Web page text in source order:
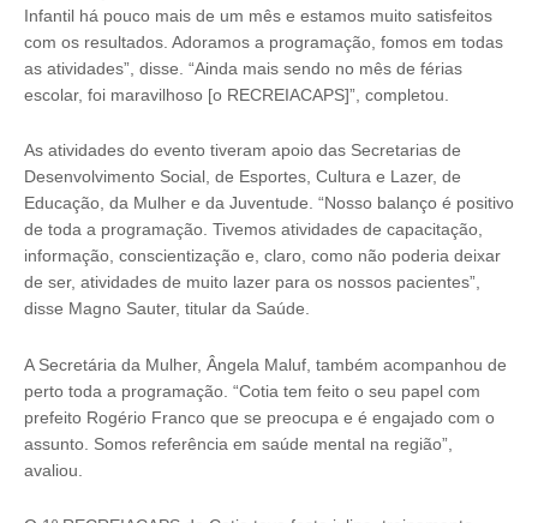
Infantil há pouco mais de um mês e estamos muito satisfeitos
com os resultados. Adoramos a programação, fomos em todas
as atividades”, disse. “Ainda mais sendo no mês de férias
escolar, foi maravilhoso [o RECREIACAPS]”, completou.
As atividades do evento tiveram apoio das Secretarias de
Desenvolvimento Social, de Esportes, Cultura e Lazer, de
Educação, da Mulher e da Juventude. “Nosso balanço é positivo
de toda a programação. Tivemos atividades de capacitação,
informação, conscientização e, claro, como não poderia deixar
de ser, atividades de muito lazer para os nossos pacientes”,
disse Magno Sauter, titular da Saúde.
A Secretária da Mulher, Ângela Maluf, também acompanhou de
perto toda a programação. “Cotia tem feito o seu papel com
prefeito Rogério Franco que se preocupa e é engajado com o
assunto. Somos referência em saúde mental na região”,
avaliou.